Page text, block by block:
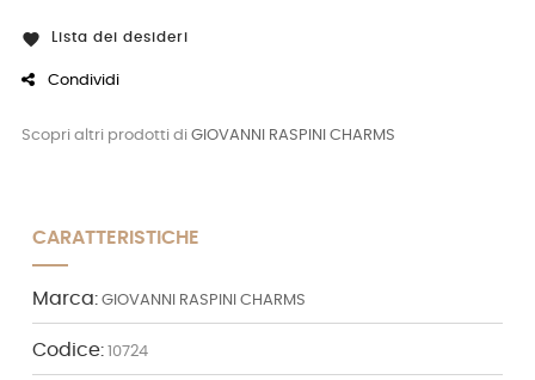
 Lista dei desideri
Condividi
Scopri altri prodotti di GIOVANNI RASPINI CHARMS
CARATTERISTICHE
Marca: GIOVANNI RASPINI CHARMS
Codice: 10724